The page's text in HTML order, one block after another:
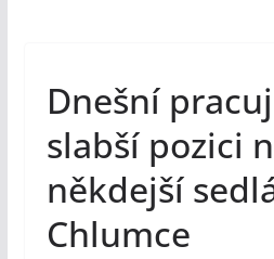
Dnešní
slabší pozici
někdejší
Chlumce